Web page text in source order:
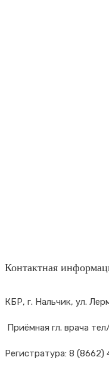
Контактная
КБР, г. Нальчик, ул.
Приёмная гл. врача
Регистратура: 8